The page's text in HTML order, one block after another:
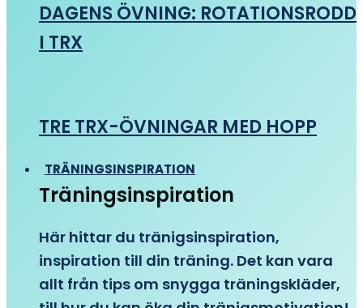
DAGENS ÖVNING: ROTATIONSRODD
I TRX
TRE TRX-ÖVNINGAR MED HOPP
TRÄNINGSINSPIRATION
Träningsinspiration
Här hittar du tränigsinspiration,
inspiration till din träning. Det kan vara
allt från tips om snygga träningskläder,